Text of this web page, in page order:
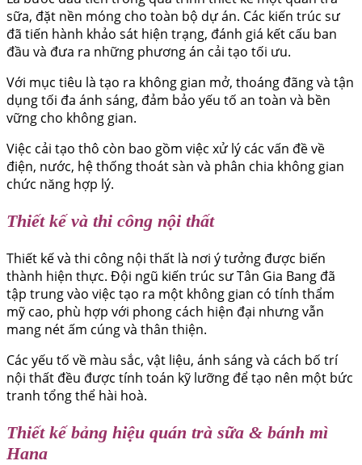
sữa, đặt nền móng cho toàn bộ dự án. Các kiến trúc sư
đã tiến hành khảo sát hiện trạng, đánh giá kết cấu ban
đầu và đưa ra những phương án cải tạo tối ưu.
Với mục tiêu là tạo ra không gian mở, thoáng đãng và tận
dụng tối đa ánh sáng, đảm bảo yếu tố an toàn và bền
vững cho không gian.
Việc cải tạo thô còn bao gồm việc xử lý các vấn đề về
điện, nước, hệ thống thoát sàn và phân chia không gian
chức năng hợp lý.
Thiết kế và thi công nội thất
Thiết kế và thi công nội thất là nơi ý tưởng được biến
thành hiện thực. Đội ngũ kiến trúc sư Tân Gia Bang đã
tập trung vào việc tạo ra một không gian có tính thẩm
mỹ cao, phù hợp với phong cách hiện đại nhưng vẫn
mang nét ấm cúng và thân thiện.
Các yếu tố về màu sắc, vật liệu, ánh sáng và cách bố trí
nội thất đều được tính toán kỹ lưỡng để tạo nên một bức
tranh tổng thể hài hoà.
Thiết kế bảng hiệu quán trà sữa & bánh mì
Hana